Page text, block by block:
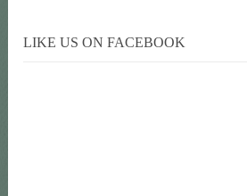
LIKE US ON FACEBOOK